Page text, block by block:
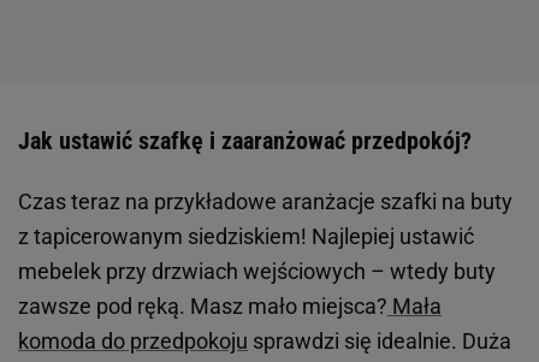
Jak ustawić szafkę i zaaranżować przedpokój?
Czas teraz na przykładowe aranżacje szafki na buty
z tapicerowanym siedziskiem! Najlepiej ustawić
mebelek przy drzwiach wejściowych – wtedy buty
zawsze pod ręką. Masz mało miejsca? Mała
komoda do przedpokoju sprawdzi się idealnie. Duża